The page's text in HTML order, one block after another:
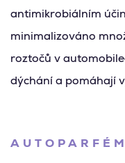
antimikrobiálním
minimalizováno
roztočů v
dýchání a pomáhají